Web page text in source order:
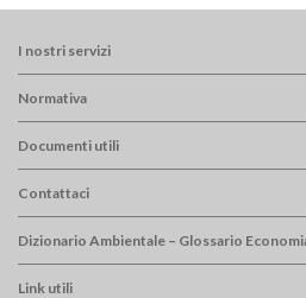
I nostri servizi
Normativa
Documenti utili
Contattaci
Dizionario Ambientale – Glossario
Link utili